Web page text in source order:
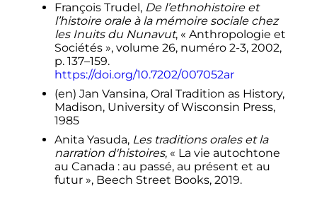
François Trudel, De l’ethnohistoire et
l’histoire orale à la mémoire sociale chez
les Inuits du Nunavut, « Anthropologie et
Sociétés », volume 26, numéro 2-3, 2002,
p. 137–159.
https://doi.org/10.7202/007052ar
(en) Jan Vansina, Oral Tradition as History,
Madison, University of Wisconsin Press,
1985
Anita Yasuda, Les traditions orales et la
narration d'histoires, « La vie autochtone
au Canada : au passé, au présent et au
futur », Beech Street Books, 2019.